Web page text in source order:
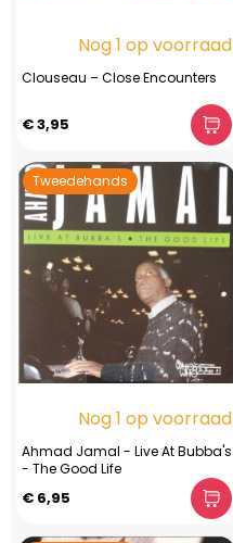
Nog 1 op voorraad
Clouseau – Close Encounters
€ 3,95
Tweedehands
Nog 1 op voorraad
Ahmad Jamal - Live At Bubba's
- The Good Life
€ 6,95